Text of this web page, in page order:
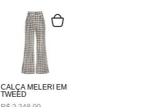
CALÇA MELERI EM
TWEED